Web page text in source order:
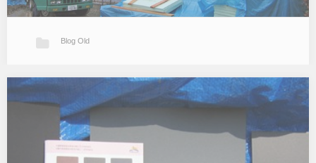
棟上げ
T邸は土曜日に棟上げでした。 続きを読む » 結果的に雨の中での棟
上げとなりました。 朝の時点で現場は小雨状態。天気予報は昼から
は雨が上がる予報ということでそれを期待して棟上げは予定通り決
Blog Old